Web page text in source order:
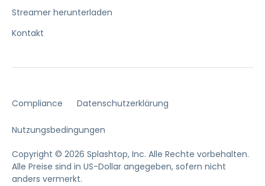
Streamer herunterladen
Kontakt
Compliance Datenschutzerklärung
Nutzungsbedingungen
Copyright © 2026 Splashtop, Inc. Alle Rechte vorbehalten.
Alle Preise sind in US-Dollar angegeben, sofern nicht
anders vermerkt.